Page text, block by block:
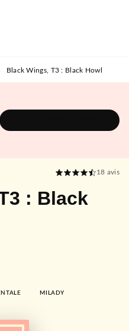
Black Wings, T3 : Black Howl
18 avis
: Black
MILADY